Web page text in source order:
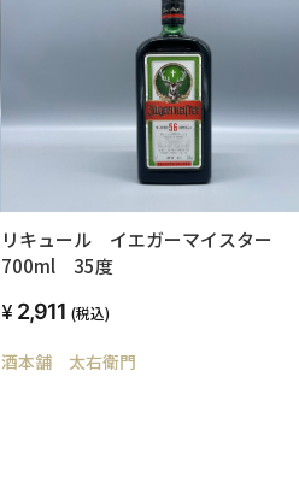
リキュール イエガーマイスター
700ml 35度
2,911 (税込)
酒本舗 太右衛門